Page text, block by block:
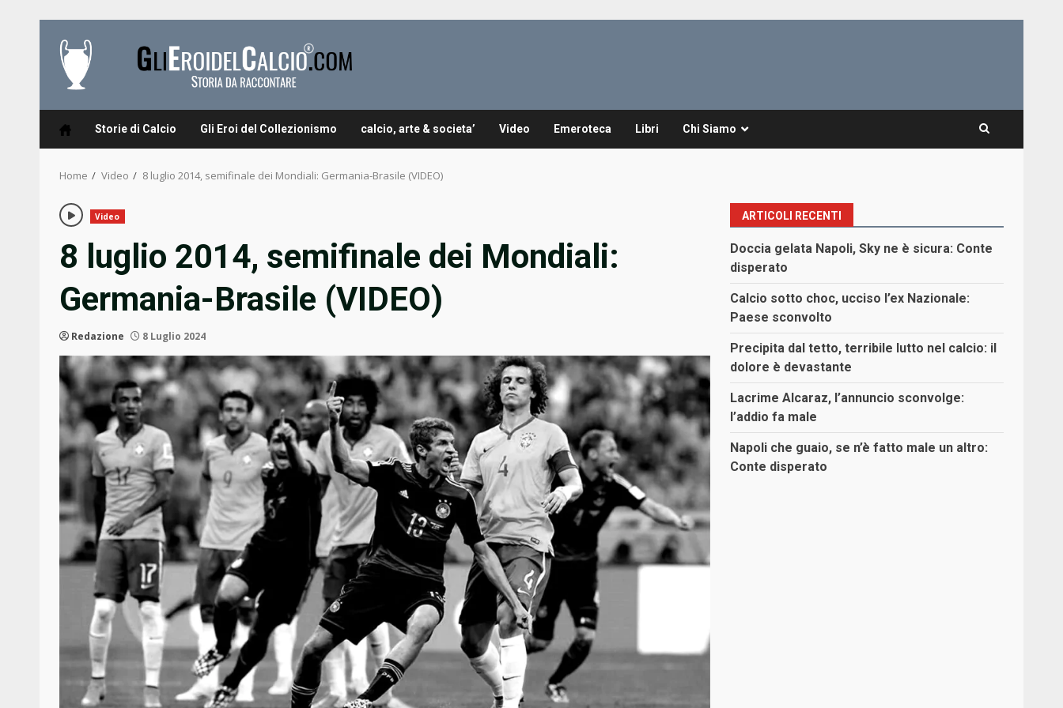
content
Storie di Calcio Gli Eroi del Collezionismo calcio, arte & societa’ Video Emeroteca Libri Chi Siamo
Home Video 8 luglio 2014, semifinale dei Mondiali: Germania-Brasile (VIDEO)
Video
8 luglio 2014, semifinale dei Mondiali:
Germania-Brasile (VIDEO)
Redazione 8 Luglio 2024
ARTICOLI RECENTI
Doccia gelata Napoli, Sky ne è sicura: Conte
disperato
Calcio sotto choc, ucciso l’ex Nazionale:
Paese sconvolto
Precipita dal tetto, terribile lutto nel calcio: il
dolore è devastante
Lacrime Alcaraz, l’annuncio sconvolge:
l’addio fa male
Napoli che guaio, se n’è fatto male un altro:
Conte disperato